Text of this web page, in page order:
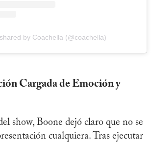
by Coachella (@coachella)
Cargada de Emoción y
show, Boone dejó claro que no se
cualquiera. Tras ejecutar